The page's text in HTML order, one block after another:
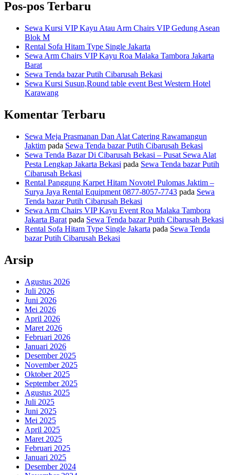
Pos-pos Terbaru
Sewa Kursi VIP Kayu Atau Arm Chairs VIP Gedung Asean
Blok M
Rental Sofa Hitam Type Single Jakarta
Sewa Arm Chairs VIP Kayu Roa Malaka Tambora Jakarta
Barat
Sewa Tenda bazar Putih Cibarusah Bekasi
Sewa Kursi Susun,Round table event Best Western Hotel
Karawang
Komentar Terbaru
Sewa Meja Prasmanan Dan Alat Catering Rawamangun
Jaktim pada Sewa Tenda bazar Putih Cibarusah Bekasi
Sewa Tenda Bazar Di Cibarusah Bekasi – Pusat Sewa Alat
Pesta Lengkap Jakarta Bekasi pada Sewa Tenda bazar Putih
Cibarusah Bekasi
Rental Panggung Karpet Hitam Novotel Pulomas Jaktim –
Surya Jaya Rental Equipment 0877-8057-7743 pada Sewa
Tenda bazar Putih Cibarusah Bekasi
Sewa Arm Chairs VIP Kayu Event Roa Malaka Tambora
Jakarta Barat pada Sewa Tenda bazar Putih Cibarusah Bekasi
Rental Sofa Hitam Type Single Jakarta pada Sewa Tenda
bazar Putih Cibarusah Bekasi
Arsip
Agustus 2026
Juli 2026
Juni 2026
Mei 2026
April 2026
Maret 2026
Februari 2026
Januari 2026
Desember 2025
November 2025
Oktober 2025
September 2025
Agustus 2025
Juli 2025
Juni 2025
Mei 2025
April 2025
Maret 2025
Februari 2025
Januari 2025
Desember 2024